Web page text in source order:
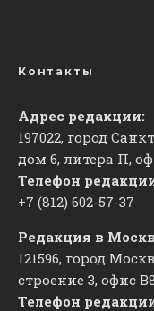
Контакты
Адрес редакции:
197022, город
дом 6, литера П,
Телефон
+7 (812) 602-57-37
Редакция в
121596, город
строение 3, офис
Телефон